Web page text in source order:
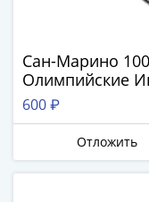
Сан-Марино
Олимпийские
600 ₽
Отложить